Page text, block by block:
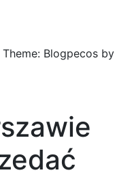
Theme: Blogpecos by